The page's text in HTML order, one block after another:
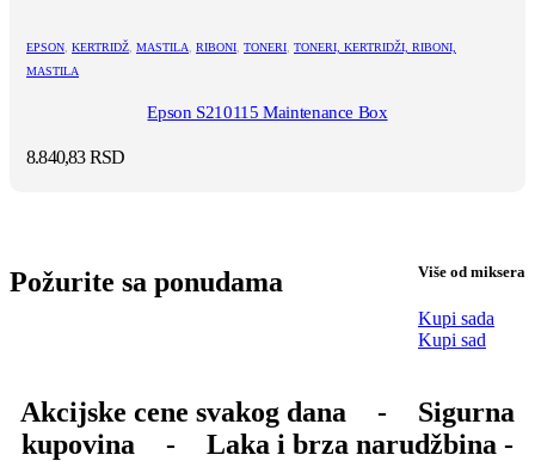
EPSON, KERTRIDŽ, MASTILA, RIBONI, TONERI, TONERI, KERTRIDŽI, RIBONI,
MASTILA
Epson S210115 Maintenance Box
8.840,83RSD
Požurite sa ponudama Više od miksera
Kupi sada
Kupi sad
Akcijske cene svakog dana -
Sigurna
kupovina
- Laka i brza narudžbina -